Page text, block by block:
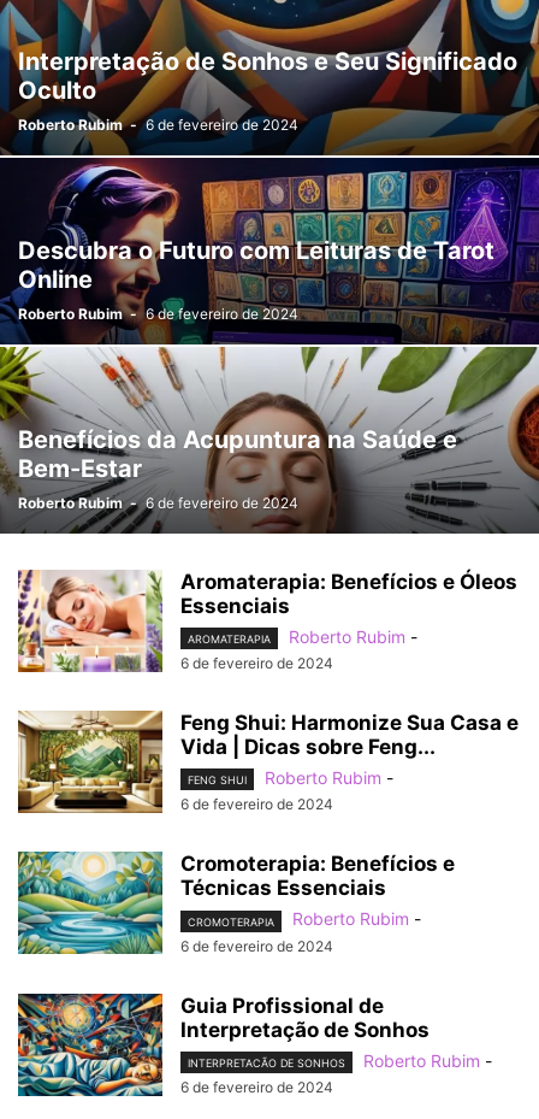
Interpretação de Sonhos e Seu Significado
Oculto
Roberto Rubim - 6 de fevereiro de 2024
Descubra o Futuro com Leituras de Tarot
Online
Roberto Rubim - 6 de fevereiro de 2024
Benefícios da Acupuntura na Saúde e
Bem-Estar
Roberto Rubim - 6 de fevereiro de 2024
Aromaterapia: Benefícios e Óleos
Essenciais
AROMATERAPIA Roberto Rubim -
6 de fevereiro de 2024
Feng Shui: Harmonize Sua Casa e
Vida | Dicas sobre Feng...
FENG SHUI Roberto Rubim -
6 de fevereiro de 2024
Cromoterapia: Benefícios e
Técnicas Essenciais
CROMOTERAPIA Roberto Rubim -
6 de fevereiro de 2024
Guia Profissional de
Interpretação de Sonhos
INTERPRETACÃO DE SONHOS Roberto Rubim -
6 de fevereiro de 2024